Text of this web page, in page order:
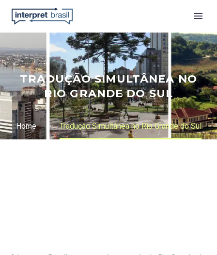
TRADUÇÃO SIMULTÂNEA NO
RIO GRANDE DO SUL
Home Tradução Simultânea no Rio Grande do Sul